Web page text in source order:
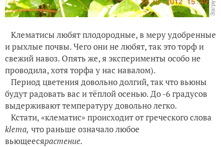
Клематисы любят плодородные, в меру удобренные
и рыхлые почвы. Чего они не любят, так это торф и
свежий навоз. Опять же, я эксперименты особо не
проводила, хотя торфа у нас навалом).
Период цветения довольно долгий, так что вьюны
будут радовать вас и тёплой осенью. До -6 градусов
выдерживают температуру довольно легко.
Кстати, «клематис» происходит от греческого слова
klema, что раньше означало любое
вьющеесярастение.